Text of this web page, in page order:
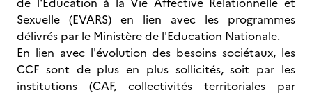
Sexuelle (EVARS) en lien avec les programmes
délivrés par le Ministère de l'Education Nationale.
En lien avec l'évolution des besoins sociétaux, les
CCF sont de plus en plus sollicités, soit par les
institutions (CAF, collectivités territoriales par